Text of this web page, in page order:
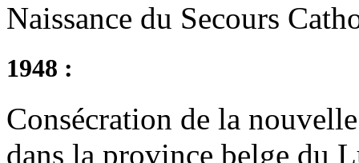
Naissance du Secours
1948 :
Consécration de la
dans la province belge du